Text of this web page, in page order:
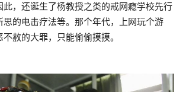
此，还诞生了杨教授之类的戒网瘾学校先行
思的电击疗法等。那个年代，上网玩个游
赦的大罪，只能偷偷摸摸。